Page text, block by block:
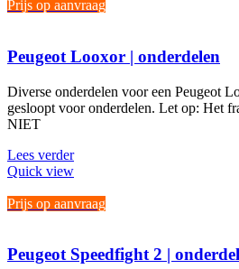
Prijs op aanvraag
Peugeot Looxor | onderdelen
Diverse onderdelen voor een Peugeot
gesloopt voor onderdelen. Let op: Het
NIET
Lees verder
Quick view
Prijs op aanvraag
Peugeot Speedfight 2 |